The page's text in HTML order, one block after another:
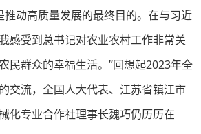
推动高质量发展的最终目的。在与习近
感受到总书记对农业农村工作非常关
民群众的幸福生活。”回想起2023年全
交流，全国人大代表、江苏省镇江市
化专业合作社理事长魏巧仍历历在